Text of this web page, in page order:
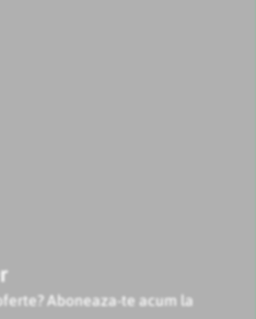
Aboneaza-te acum la